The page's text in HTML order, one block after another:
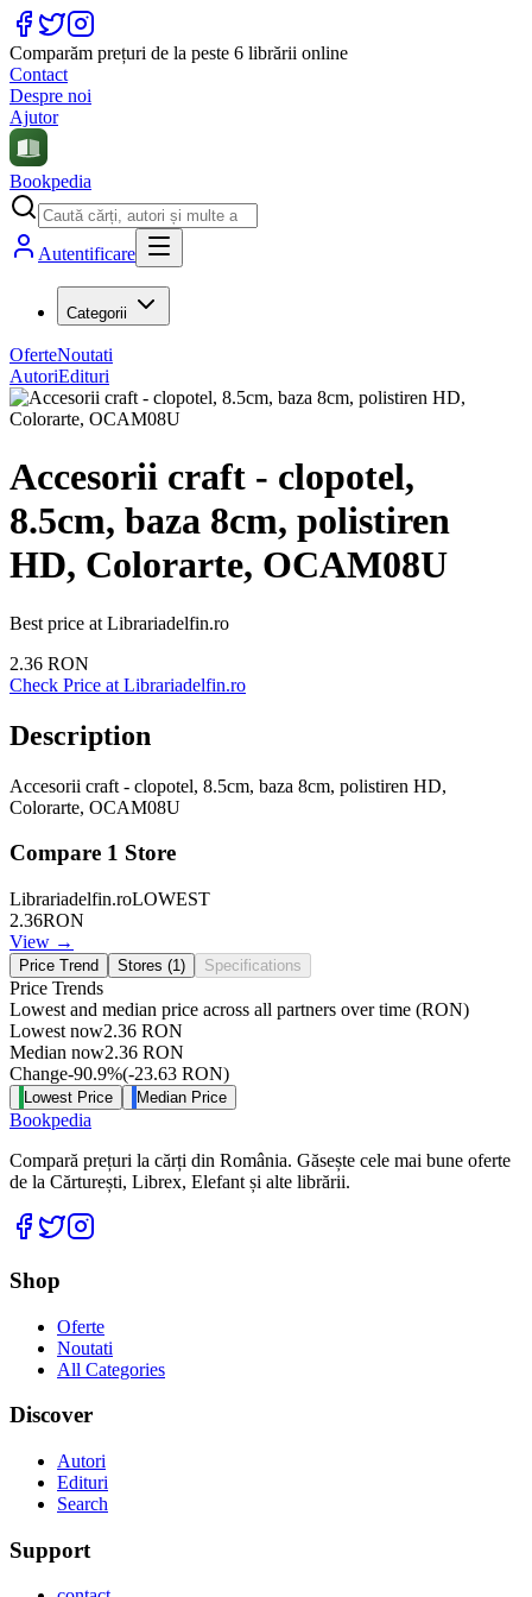
Comparăm prețuri de la peste 6 librării online
Contact
Despre noi
Ajutor
Bookpedia
Autentificare
Categorii
OferteNoutati
AutoriEdituri
Accesorii craft - clopotel,
8.5cm, baza 8cm, polistiren
HD, Colorarte, OCAM08U
Best price at Librariadelfin.ro
2.36 RON
Check Price at Librariadelfin.ro
Description
Accesorii craft - clopotel, 8.5cm, baza 8cm, polistiren HD,
Colorarte, OCAM08U
Compare 1 Store
Librariadelfin.roLOWEST
2.36RON
View →
Price Trend Stores (1) Specifications
Price Trends
Lowest and median price across all partners over time (RON)
Lowest now2.36 RON
Median now2.36 RON
Change-90.9%(-23.63 RON)
Lowest Price Median Price
Bookpedia
Compară prețuri la cărți din România. Găsește cele mai bune oferte
de la Cărturești, Librex, Elefant și alte librării.
Facebook
Twitter
Shop
Oferte
Noutati
All Categories
Discover
Autori
Edituri
Search
Support